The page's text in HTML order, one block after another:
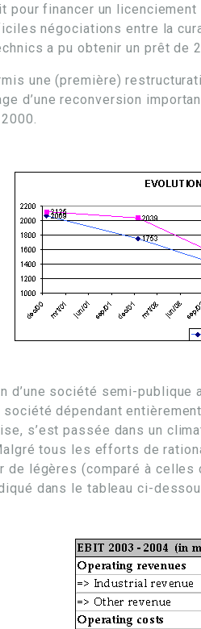
pour financer un
négociations entre la
a pu obtenir un prêt de
une (première)
d’une reconversion
d’une société semi-
société dépendant
s’est passée dans un
tous les efforts de
de légères (comparé à
dans le tableau ci-